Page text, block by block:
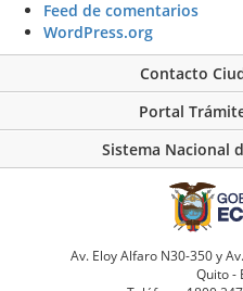
Feed de comentarios
WordPress.org
Contacto
Portal
Sistema Nacional
Av. Eloy Alfaro N30-350 y
Quito -